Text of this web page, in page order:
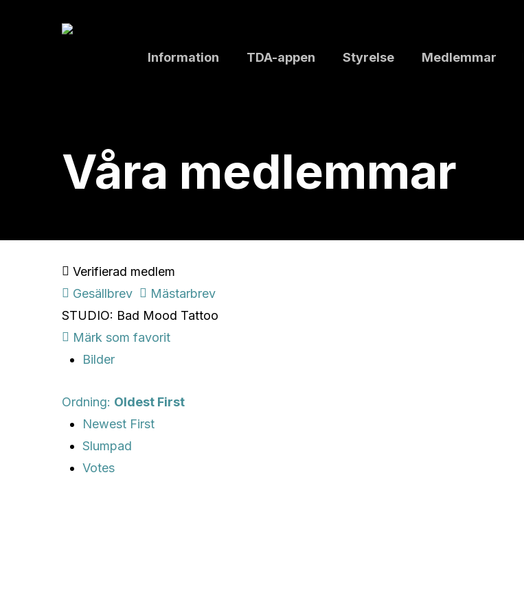
Information TDA-appen Styrelse Medlemmar
Våra medlemmar
Verifierad medlem
Gesällbrev
Mästarbrev
STUDIO: Bad Mood Tattoo
Märk som favorit
Bilder
Ordning: Oldest First
Newest First
Slumpad
Votes